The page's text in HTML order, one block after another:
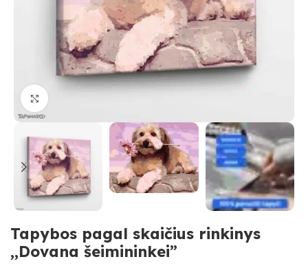
Tapybos pagal skaičius rinkinys
,,Dovana šeimininkei”